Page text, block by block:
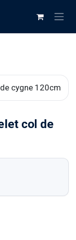
col de